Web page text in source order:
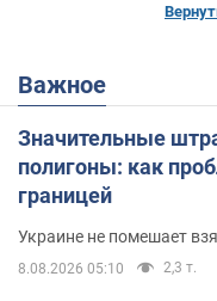
Важное
Значительные
полигоны: как
границей
Украине не помешает
8.08.2026 05:10 2,3 т.